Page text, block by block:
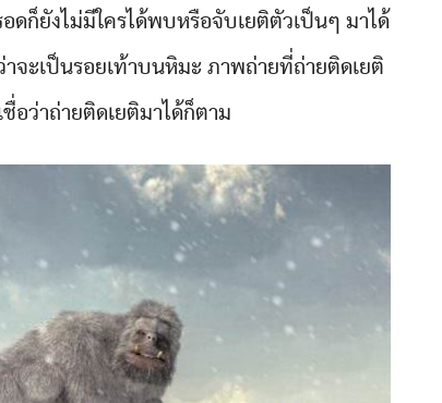
ดก็ยังไม่มีใครได้พบหรือจับเยติตัวเป็นๆ มาได้
จะเป็นรอยเท้าบนหิมะ ภาพถ่ายที่ถ่ายติดเยติ
อว่าถ่ายติดเยติมาได้ก็ตาม